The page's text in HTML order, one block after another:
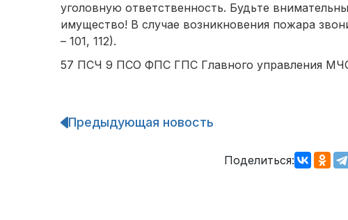
уголовную ответственность. Будьте
имущество! В случае возникновения пожара
– 101, 112).
57 ПСЧ 9 ПСО ФПС ГПС Главного управления
Навигация
Предыдующая новость
Поделиться: